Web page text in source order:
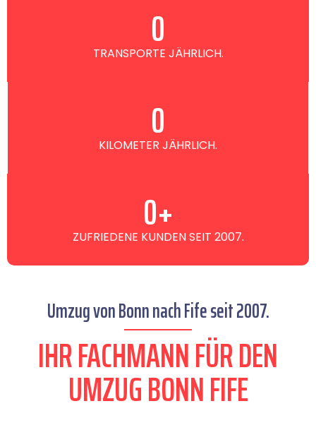
TRANSPORTE JÄHRLICH.
0
KILOMETER JÄHRLICH.
0
ZUFRIEDENE KUNDEN SEIT 2007.
0+
Umzug von Bonn nach Fife seit 2007.
IHR FACHMANN FÜR DEN
UMZUG BONN FIFE